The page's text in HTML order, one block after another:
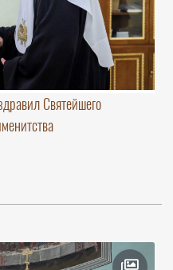
Святейшего